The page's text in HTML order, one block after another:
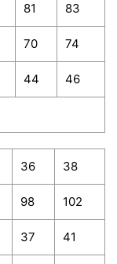
81 83
70 74
44 46
36 38
98 102
37 41